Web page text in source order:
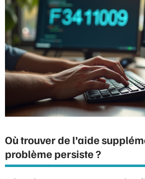
Où trouver de l’aide
problème persiste ?